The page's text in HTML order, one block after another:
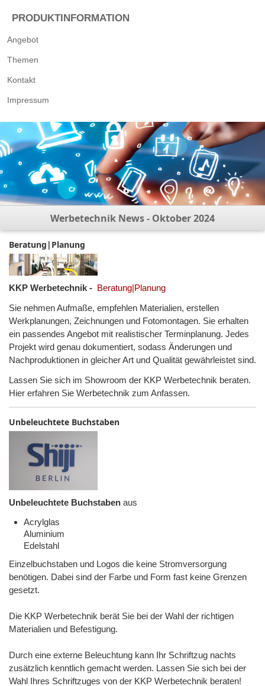
PRODUKTINFORMATION
Angebot
Themen
Kontakt
Impressum
Werbetechnik News - Oktober 2024
Beratung|Planung
KKP Werbetechnik - Beratung|Planung
Sie nehmen Aufmaße, empfehlen Materialien, erstellen
Werkplanungen, Zeichnungen und Fotomontagen. Sie erhalten
ein passendes Angebot mit realistischer Terminplanung. Jedes
Projekt wird genau dokumentiert, sodass Änderungen und
Nachproduktionen in gleicher Art und Qualität gewährleistet sind.
Lassen Sie sich im Showroom der KKP Werbetechnik beraten.
Hier erfahren Sie Werbetechnik zum Anfassen.
Unbeleuchtete Buchstaben
Unbeleuchtete Buchstaben aus
Acrylglas
Aluminium
Edelstahl
Einzelbuchstaben und Logos die keine Stromversorgung
benötigen. Dabei sind der Farbe und Form fast keine Grenzen
gesetzt.
Die KKP Werbetechnik berät Sie bei der Wahl der richtigen
Materialien und Befestigung.
Durch eine externe Beleuchtung kann Ihr Schriftzug nachts
zusätzlich kenntlich gemacht werden. Lassen Sie sich bei der
Wahl Ihres Schriftzuges von der KKP Werbetechnik beraten!